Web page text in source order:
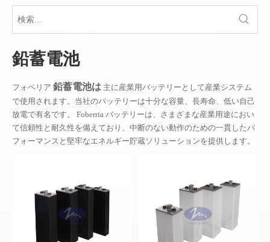
鉛蓄電池
フォベリア 鉛蓄電池は 主に産業用バッテリーとして産業システム
で使用されます。当社のバッテリーは十分な容量、長寿命、低い自己
放電で有名です。 Foberria バッテリーは、さまざまな産業用途におい
て信頼性と耐久性を備えており、中断のない動作のための一貫したパ
フォーマンスと堅牢なエネルギー貯蔵ソリューションを提供します。